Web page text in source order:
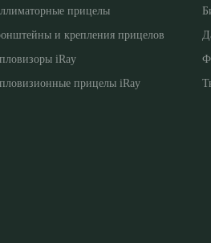
прицелы
и крепления прицелов
iRay
прицелы iRay